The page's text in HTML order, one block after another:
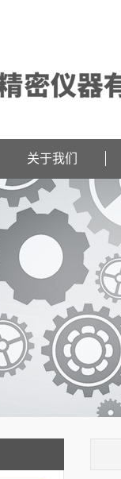
关于我们